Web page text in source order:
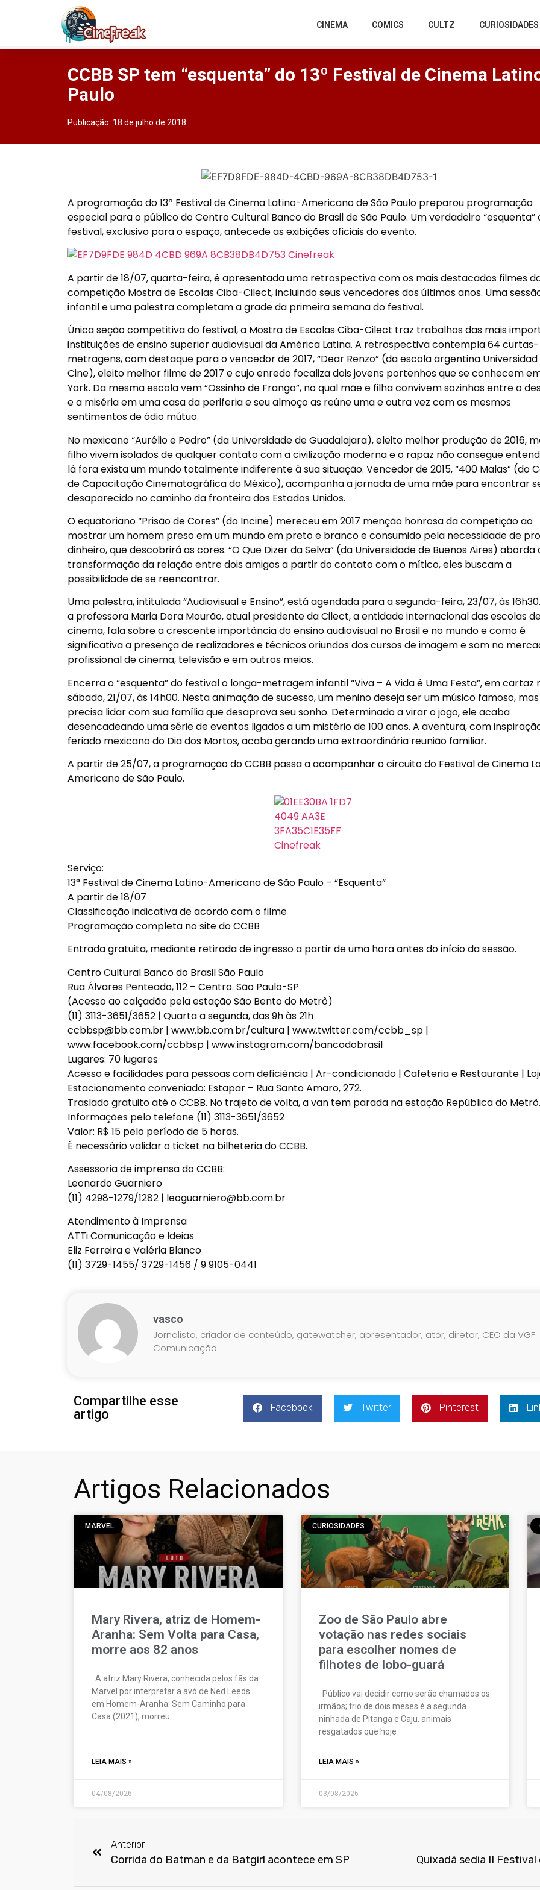
CINEMA COMICS CULTZ CURIOSIDADES
CCBB SP tem “esquenta” do 13º Festival de Cinema
Paulo
Publicação: 18 de julho de 2018
A programação do 13º Festival de Cinema Latino-Americano de São Paulo preparou programação
especial para o público do Centro Cultural Banco do Brasil de São Paulo. Um verdadeiro “esquenta”
festival, exclusivo para o espaço, antecede as exibições oficiais do evento.
A partir de 18/07, quarta-feira, é apresentada uma retrospectiva com os mais destacados filmes
competição Mostra de Escolas Ciba-Cilect, incluindo seus vencedores dos últimos anos. Uma
infantil e uma palestra completam a grade da primeira semana do festival.
Única seção competitiva do festival, a Mostra de Escolas Ciba-Cilect traz trabalhos das mais
instituições de ensino superior audiovisual da América Latina. A retrospectiva contempla 64 curtas-
metragens, com destaque para o vencedor de 2017, “Dear Renzo” (da escola argentina
Cine), eleito melhor filme de 2017 e cujo enredo focaliza dois jovens portenhos que se conhecem
York. Da mesma escola vem “Ossinho de Frango”, no qual mãe e filha convivem sozinhas entre o
e a miséria em uma casa da periferia e seu almoço as reúne uma e outra vez com os mesmos
sentimentos de ódio mútuo.
No mexicano “Aurélio e Pedro” (da Universidade de Guadalajara), eleito melhor produção de 2016,
filho vivem isolados de qualquer contato com a civilização moderna e o rapaz não consegue
lá fora exista um mundo totalmente indiferente à sua situação. Vencedor de 2015, “400 Malas” (do
de Capacitação Cinematográfica do México), acompanha a jornada de uma mãe para encontrar
desaparecido no caminho da fronteira dos Estados Unidos.
O equatoriano “Prisão de Cores” (do Incine) mereceu em 2017 menção honrosa da competição ao
mostrar um homem preso em um mundo em preto e branco e consumido pela necessidade de
dinheiro, que descobrirá as cores. “O Que Dizer da Selva” (da Universidade de Buenos Aires) aborda
transformação da relação entre dois amigos a partir do contato com o mítico, eles buscam a
possibilidade de se reencontrar.
Uma palestra, intitulada “Audiovisual e Ensino”, está agendada para a segunda-feira, 23/07, às
a professora Maria Dora Mourão, atual presidente da Cilect, a entidade internacional das escolas
cinema, fala sobre a crescente importância do ensino audiovisual no Brasil e no mundo e como é
significativa a presença de realizadores e técnicos oriundos dos cursos de imagem e som no
profissional de cinema, televisão e em outros meios.
Encerra o “esquenta” do festival o longa-metragem infantil “Viva – A Vida é Uma Festa”, em cartaz
sábado, 21/07, às 14h00. Nesta animação de sucesso, um menino deseja ser um músico famoso, mas
precisa lidar com sua família que desaprova seu sonho. Determinado a virar o jogo, ele acaba
desencadeando uma série de eventos ligados a um mistério de 100 anos. A aventura, com
feriado mexicano do Dia dos Mortos, acaba gerando uma extraordinária reunião familiar.
A partir de 25/07, a programação do CCBB passa a acompanhar o circuito do Festival de Cinema
Americano de São Paulo.
Serviço:
13° Festival de Cinema Latino-Americano de São Paulo – “Esquenta”
A partir de 18/07
Classificação indicativa de acordo com o filme
Programação completa no site do CCBB
Entrada gratuita, mediante retirada de ingresso a partir de uma hora antes do início da sessão.
Centro Cultural Banco do Brasil São Paulo
Rua Álvares Penteado, 112 – Centro. São Paulo-SP
(Acesso ao calçadão pela estação São Bento do Metrô)
(11) 3113-3651/3652 | Quarta a segunda, das 9h às 21h
ccbbsp@bb.com.br | www.bb.com.br/cultura | www.twitter.com/ccbb_sp |
www.facebook.com/ccbbsp | www.instagram.com/bancodobrasil
Lugares: 70 lugares
Acesso e facilidades para pessoas com deficiência | Ar-condicionado | Cafeteria e Restaurante |
Estacionamento conveniado: Estapar – Rua Santo Amaro, 272.
Traslado gratuito até o CCBB. No trajeto de volta, a van tem parada na estação República do Metrô.
Informações pelo telefone (11) 3113-3651/3652
Valor: R$ 15 pelo período de 5 horas.
É necessário validar o ticket na bilheteria do CCBB.
Assessoria de imprensa do CCBB:
Leonardo Guarniero
(11) 4298-1279/1282 | leoguarniero@bb.com.br
Atendimento à Imprensa
ATTi Comunicação e Ideias
Eliz Ferreira e Valéria Blanco
(11) 3729-1455/ 3729-1456 / 9 9105-0441
vasco
Jornalista, criador de conteúdo, gatewatcher, apresentador, ator, diretor, CEO da VGF
Comunicação
Compartilhe esse
artigo
Facebook Twitter Pinterest
Artigos Relacionados
MARVEL
Mary Rivera, atriz de Homem-
Aranha: Sem Volta para Casa,
morre aos 82 anos
A atriz Mary Rivera, conhecida pelos fãs da
Marvel por interpretar a avó de Ned Leeds
em Homem-Aranha: Sem Caminho para
Casa (2021), morreu
LEIA MAIS »
04/08/2026
CURIOSIDADES
Zoo de São Paulo abre
votação nas redes sociais
para escolher nomes de
filhotes de lobo-guará
Público vai decidir como serão chamados os
irmãos; trio de dois meses é a segunda
ninhada de Pitanga e Caju, animais
resgatados que hoje
LEIA MAIS »
03/08/2026
Anterior
Corrida do Batman e da Batgirl acontece em SP Quixadá sedia II